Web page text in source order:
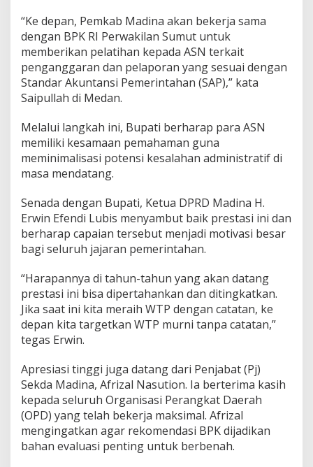
“Ke depan, Pemkab Madina akan bekerja sama
dengan BPK RI Perwakilan Sumut untuk
memberikan pelatihan kepada ASN terkait
penganggaran dan pelaporan yang sesuai dengan
Standar Akuntansi Pemerintahan (SAP),” kata
Saipullah di Medan.
Melalui langkah ini, Bupati berharap para ASN
memiliki kesamaan pemahaman guna
meminimalisasi potensi kesalahan administratif di
masa mendatang.
Senada dengan Bupati, Ketua DPRD Madina H.
Erwin Efendi Lubis menyambut baik prestasi ini dan
berharap capaian tersebut menjadi motivasi besar
bagi seluruh jajaran pemerintahan.
“Harapannya di tahun-tahun yang akan datang
prestasi ini bisa dipertahankan dan ditingkatkan.
Jika saat ini kita meraih WTP dengan catatan, ke
depan kita targetkan WTP murni tanpa catatan,”
tegas Erwin.
Apresiasi tinggi juga datang dari Penjabat (Pj)
Sekda Madina, Afrizal Nasution. Ia berterima kasih
kepada seluruh Organisasi Perangkat Daerah
(OPD) yang telah bekerja maksimal. Afrizal
mengingatkan agar rekomendasi BPK dijadikan
bahan evaluasi penting untuk berbenah.